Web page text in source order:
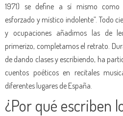
1971) se define a sí mismo como
esforzado y místico indolente”. Todo
y ocupaciones añadimos las de
primerizo, completamos el retrato.
de dando clases y escribiendo, ha
cuentos poéticos en recitales
diferentes lugares de España.
¿Por qué escriben